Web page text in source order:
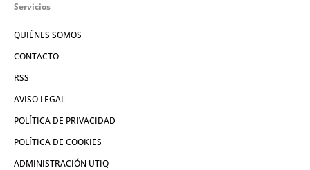
Servicios
QUIÉNES SOMOS
CONTACTO
RSS
AVISO LEGAL
POLÍTICA DE PRIVACIDAD
POLÍTICA DE COOKIES
ADMINISTRACIÓN UTIQ